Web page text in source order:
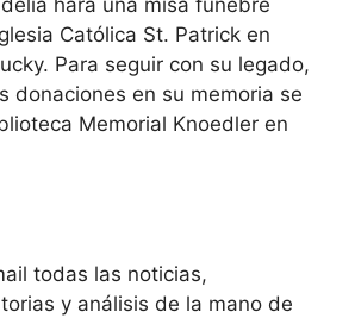
Católica St. Patrick en
Para seguir con su legado,
donaciones en su memoria se
Memorial Knoedler en
todas las noticias,
y análisis de la mano de